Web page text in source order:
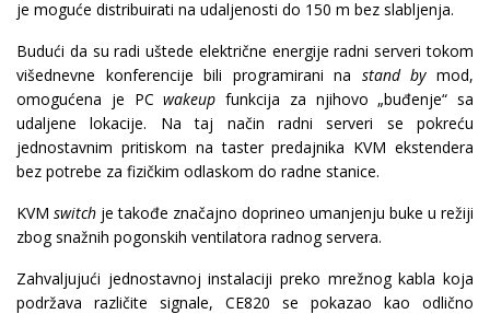
je moguće distribuirati na udaljenosti do 150 m bez slabljenja.
Budući da su radi uštede električne energije radni serveri tokom
višednevne konferencije bili programirani na stand bymod,
omogućena je PCwakeup funkcija za njihovo „buđenje“ sa
udaljene lokacije. Na taj način radni serveri se pokreću
jednostavnim pritiskom na taster predajnika KVM ekstendera
bez potrebe za fizičkim odlaskom do radne stanice.
KVM switch je takođe značajno doprineo umanjenju buke u režiji
zbog snažnih pogonskih ventilatora radnog servera.
Zahvaljujući jednostavnoj instalaciji preko mrežnog kabla koja
podržava različite signale, CE820 se pokazao kao odlično